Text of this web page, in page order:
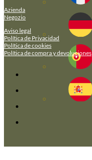
Azienda
Negozio
Aviso legal
Política de Privacidad
Política de cookies
Política de compra y devoluciones